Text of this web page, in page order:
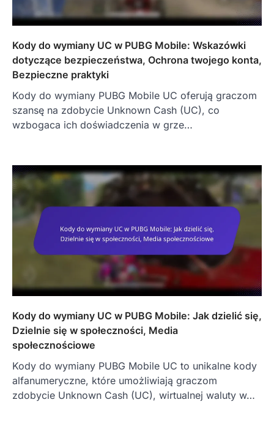
Kody do wymiany UC w PUBG Mobile: Wskazówki
dotyczące bezpieczeństwa, Ochrona twojego konta,
Bezpieczne praktyki
Kody do wymiany PUBG Mobile UC oferują graczom
szansę na zdobycie Unknown Cash (UC), co
wzbogaca ich doświadczenia w grze…
Kody do wymiany UC w PUBG Mobile: Jak dzielić się,
Dzielnie się w społeczności, Media
społecznościowe
Kody do wymiany PUBG Mobile UC to unikalne kody
alfanumeryczne, które umożliwiają graczom
zdobycie Unknown Cash (UC), wirtualnej waluty w…